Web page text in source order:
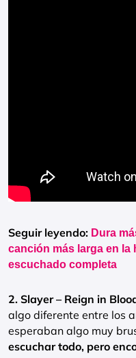
Seguir leyendo: Dura
canción más larga en
escuchado completa
2. Slayer – Reign in
algo diferente entre los
esperaban algo muy
escuchar todo, pero